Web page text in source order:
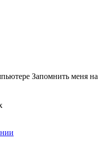
Запомнить меня на